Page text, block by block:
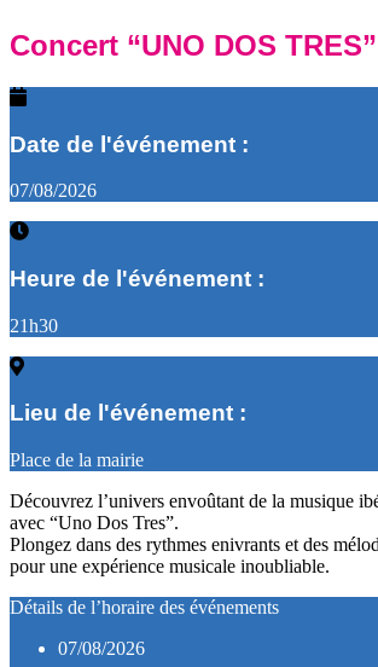
Concert “UNO DOS TRES”
Date de l'événement :
07/08/2026
Heure de l'événement :
21h30
Lieu de l'événement :
Place de la mairie
Découvrez l’univers envoûtant de la musique
avec “Uno Dos Tres”.
Plongez dans des rythmes enivrants et des
pour une expérience musicale inoubliable.
Détails de l’horaire des événements
07/08/2026